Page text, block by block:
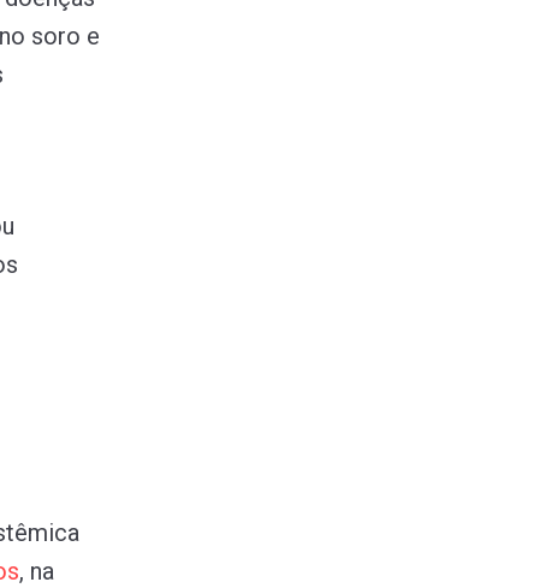
soro e
, na